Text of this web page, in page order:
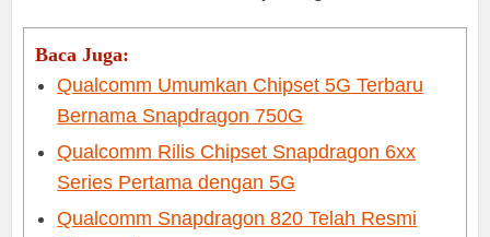
Baca Juga:
Qualcomm Umumkan Chipset 5G Terbaru
Bernama Snapdragon 750G
Qualcomm Rilis Chipset Snapdragon 6xx
Series Pertama dengan 5G
Qualcomm Snapdragon 820 Telah Resmi